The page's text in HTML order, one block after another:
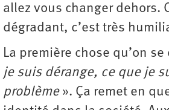
allez vous changer dehors.
dégradant, c’est très
La première chose qu’on se
je suis dérange, ce que je
problème ». Ça remet en